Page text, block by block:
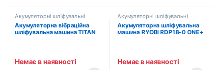
Акумуляторні шліфувальні
машини
Акумуляторна вібраційна
шліфувальна машина TITAN
Немає в наявності
Акумуляторні шліфувальні
машини
Акумуляторна шліфувальна
машина RYOBI RDP18-0 ONE+
Немає в наявності